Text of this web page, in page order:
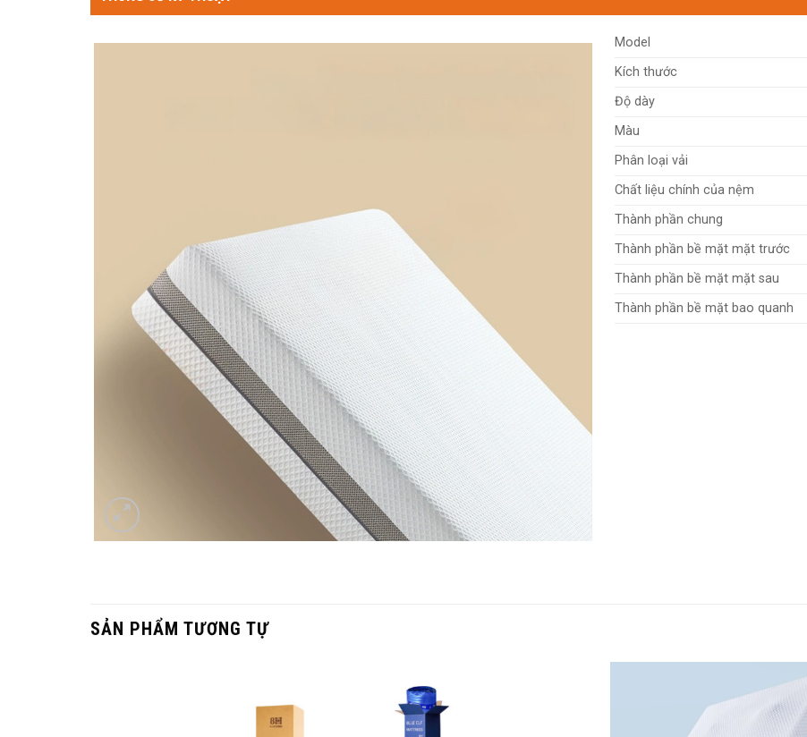
Model
Kích thước
Độ dày
Màu
Phân loại vải
Chất liệu chính của nệm
Thành phần chung
Thành phần bề mặt mặt trước
Thành phần bề mặt mặt sau
Thành phần bề mặt bao quanh
SẢN PHẨM TƯƠNG TỰ